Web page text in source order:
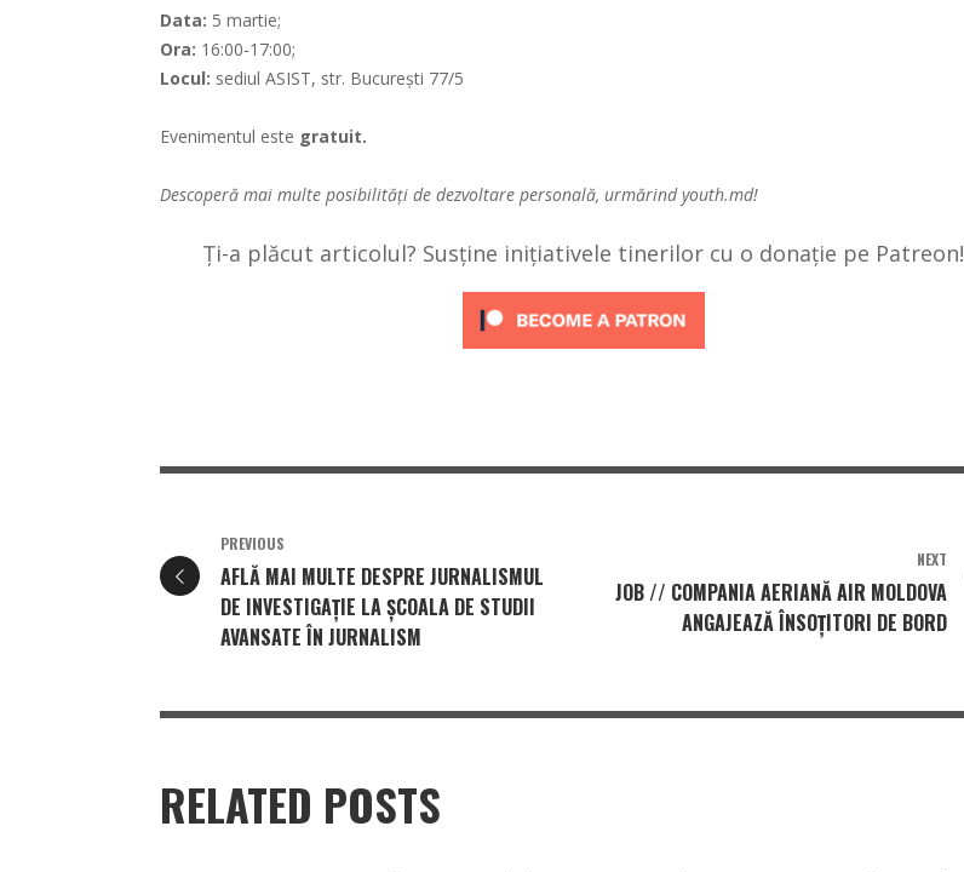
Data: 5 martie;
Ora: 16:00-17:00;
Locul: sediul ASIST, str. București 77/5
Evenimentul este gratuit.
Descoperă mai multe posibilități de dezvoltare personală, urmărindyouth.md!
Ți-a plăcut articolul? Susține inițiativele tinerilor cu o donație pe Patreon!
PREVIOUS
AFLĂ MAI MULTE DESPRE JURNALISMUL
DE INVESTIGAȚIE LA ȘCOALA DE STUDII
AVANSATE ÎN JURNALISM
NEXT
JOB // COMPANIA AERIANĂ AIR MOLDOVA
ANGAJEAZĂ ÎNSOȚITORI DE BORD
RELATED POSTS